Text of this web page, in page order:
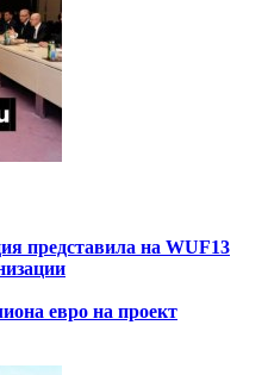
представила на WUF13
евро на проект